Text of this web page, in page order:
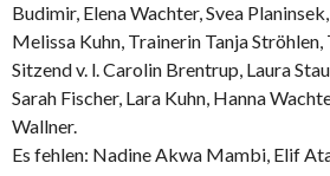
Budimir, Elena Wachter, Svea
Melissa Kuhn, Trainerin Tanja
Sitzend v. l. Carolin Brentrup, Laura
Sarah Fischer, Lara Kuhn, Hanna
Wallner.
Es fehlen: Nadine Akwa Mambi, Elif